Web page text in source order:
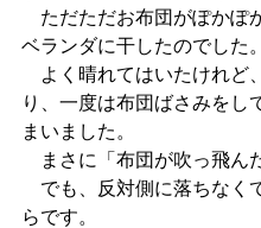
ただただお布団がぽかぽ
ベランダに干したのでした。
よく晴れてはいたけれど
り、一度は布団ばさみをし
まいました。
まさに「布団が吹っ飛ん
でも、反対側に落ちなく
らです。